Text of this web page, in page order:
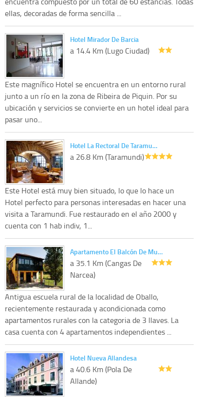
ellas, decoradas de forma sencilla ...
Hotel Mirador De Barcia
a 14.4 Km (Lugo Ciudad)
Este magnífico Hotel se encuentra en un entorno rural
junto a un río en la zona de Ribeira de Piquin. Por su
ubicación y servicios se convierte en un hotel ideal para
pasar uno...
Hotel La Rectoral De Taramu…
a 26.8 Km (Taramundi)
Este Hotel está muy bien situado, lo que lo hace un
Hotel perfecto para personas interesadas en hacer una
visita a Taramundi. Fue restaurado en el año 2000 y
cuenta con 1 hab indiv, 1...
Apartamento El Balcón De Mu…
a 35.1 Km (Cangas De
Narcea)
Antigua escuela rural de la localidad de Oballo,
recientemente restaurada y acondicionada como
apartamentos rurales con la categoria de 3 llaves. La
casa cuenta con 4 apartamentos independientes ...
Hotel Nueva Allandesa
a 40.6 Km (Pola De
Allande)